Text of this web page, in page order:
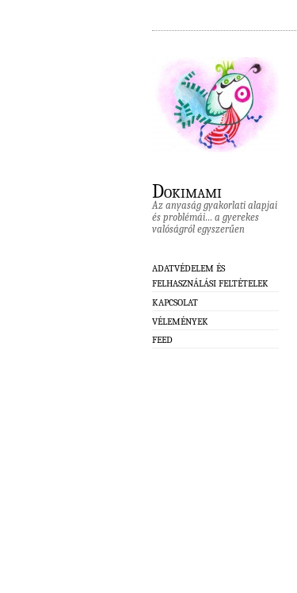
Dokimami
Az anyaság gyakorlati alapjai
és problémái… a gyerekes
valóságról egyszerűen
ADATVÉDELEM ÉS
FELHASZNÁLÁSI FELTÉTELEK
KAPCSOLAT
VÉLEMÉNYEK
FEED